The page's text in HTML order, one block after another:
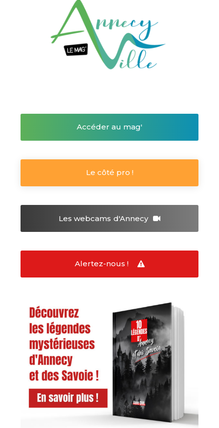
Accéder au mag'
Le côté pro !
Les webcams d'Annecy
Alertez-nous !